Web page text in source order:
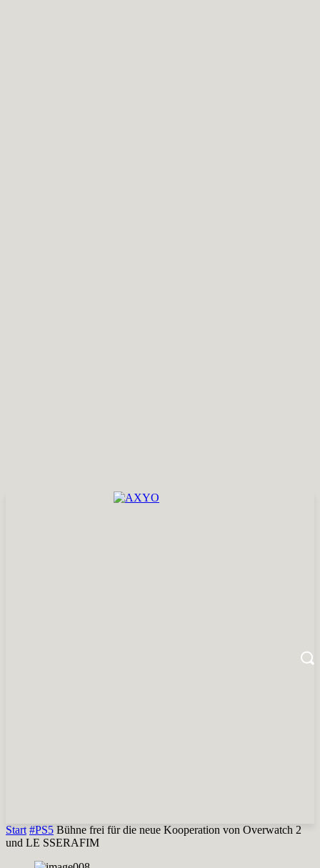
Start #PS5 Bühne frei für die neue Kooperation von Overwatch 2
und LE SSERAFIM